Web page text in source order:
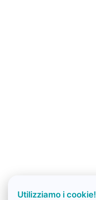
Utilizziamo i cookie!